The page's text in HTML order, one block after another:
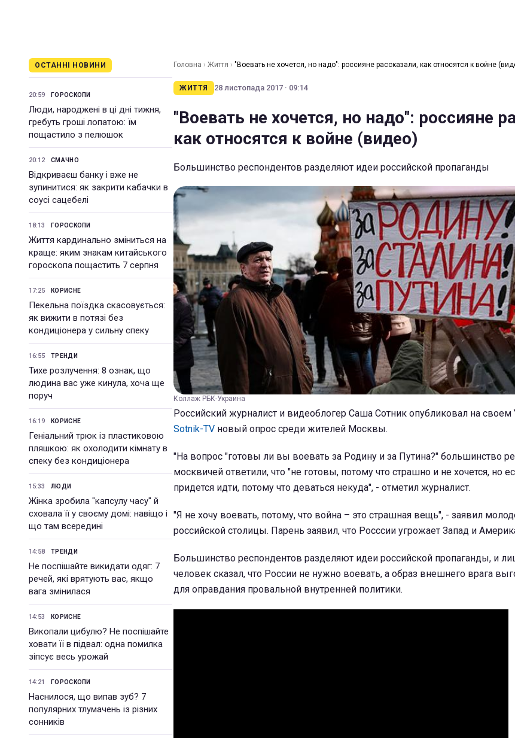
ОСТАННІ НОВИНИ
20:59 ГОРОСКОПИ
Люди, народжені в ці дні тижня,
гребуть гроші лопатою: їм
пощастило з пелюшок
20:12 СМАЧНО
Відкриваєш банку і вже не
зупинитися: як закрити кабачки в
соусі сацебелі
18:13 ГОРОСКОПИ
Життя кардинально зміниться на
краще: яким знакам китайського
гороскопа пощастить 7 серпня
17:25 КОРИСНЕ
Пекельна поїздка скасовується:
як вижити в потязі без
кондиціонера у сильну спеку
16:55 ТРЕНДИ
Тихе розлучення: 8 ознак, що
людина вас уже кинула, хоча ще
поруч
16:19 КОРИСНЕ
Геніальний трюк із пластиковою
пляшкою: як охолодити кімнату в
спеку без кондиціонера
15:33 ЛЮДИ
Жінка зробила "капсулу часу" й
сховала її у своєму домі: навіщо і
що там всередині
14:58 ТРЕНДИ
Не поспішайте викидати одяг: 7
речей, які врятують вас, якщо
вага змінилася
14:53 КОРИСНЕ
Викопали цибулю? Не поспішайте
ховати її в підвал: одна помилка
зіпсує весь урожай
14:21 ГОРОСКОПИ
Наснилося, що випав зуб? 7
популярних тлумачень із різних
сонників
Головна › Життя › "Воевать не хочется, но надо": россияне рассказали, как относятся к войне
ЖИТТЯ 28 листопада 2017 · 09:14
"Воевать не хочется, но надо": россияне
как относятся к войне (видео)
Большинство респондентов разделяют идеи российской пропаганды
Коллаж РБК-Украина
Российский журналист и видеоблогер Саша Сотник опубликовал на своем
Sotnik-TV новый опрос среди жителей Москвы.
"На вопрос "готовы ли вы воевать за Родину и за Путина?" большинство
москвичей ответили, что "не готовы, потому что страшно и не хочется, но
придется идти, потому что деваться некуда", - отметил журналист.
"Я не хочу воевать, потому, что война – это страшная вещь", - заявил
российской столицы. Парень заявил, что Росссии угрожает Запад и
Большинство респондентов разделяют идеи российской пропаганды, и
человек сказал, что России не нужно воевать, а образ внешнего врага
для оправдания провальной внутренней политики.